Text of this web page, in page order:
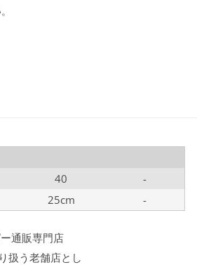
40
-
25cm -
通販専門店
扱う老舗店とし